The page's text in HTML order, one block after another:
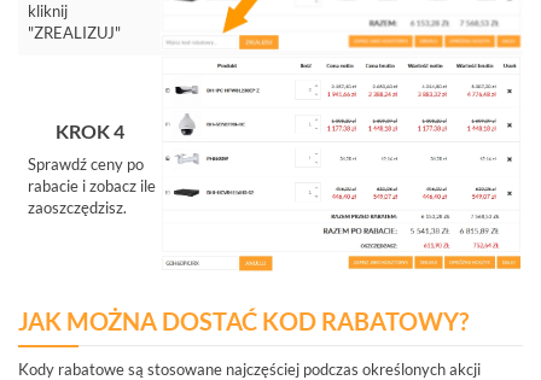
NOWOŚCI
(73)
LOGOWANIE
REJESTRACJA
Informacje
O
KONTAKTREKLAMACJE
kliknij
"ZREALIZUJ"
KROK 4
Sprawdź ceny po
rabacie i zobacz ile
zaoszczędzisz.
JAK MOŻNA DOSTAĆ KOD RABATOWY?
Kody rabatowe są stosowane najczęściej podczas określonych akcji